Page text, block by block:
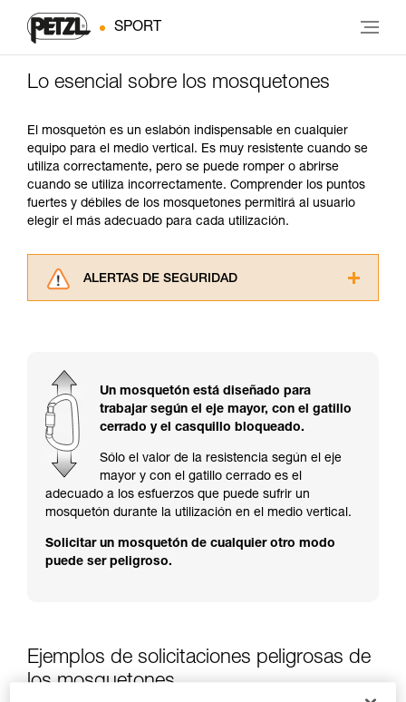
SPORT
Lo esencial sobre los mosquetones
El mosquetón es un eslabón indispensable en cualquier
equipo para el medio vertical. Es muy resistente cuando se
utiliza correctamente, pero se puede romper o abrirse
cuando se utiliza incorrectamente. Comprender los puntos
fuertes y débiles de los mosquetones permitirá al usuario
elegir el más adecuado para cada utilización.
ALERTAS DE SEGURIDAD
comprender este complemento informativo.
Dominar estas técnicas requiere una formación
y un entrenamiento específico. Confirme a
ejecutar estas técnicas, solo y con total
seguridad, antes de ejecutarlas de forma
autónoma.
Damos ejemplos de técnicas relacionadas con
describimos aquí.
Un mosquetón está diseñado para
trabajar según el eje mayor, con el gatillo
cerrado y el casquillo bloqueado.
Sólo el valor de la resistencia según el eje
mayor y con el gatillo cerrado es el
adecuado a los esfuerzos que puede sufrir un
mosquetón durante la utilización en el medio vertical.
Solicitar un mosquetón de cualquier otro modo
puede ser peligroso.
Ejemplos de solicitaciones peligrosas de
los mosquetones